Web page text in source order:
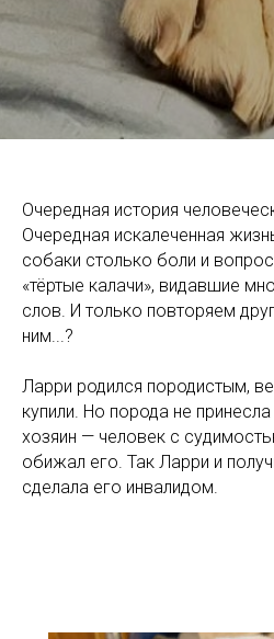
Очередная история
Очередная искалеченная
собаки столько боли и
«тёртые калачи», видавшие
слов. И только повторяем
ним...?
Ларри родился породистым,
купили. Но порода не
хозяин — человек с
обижал его. Так Ларри и
сделала его инвалидом.